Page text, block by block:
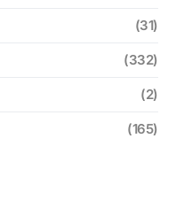
(31)
(332)
(2)
(165)